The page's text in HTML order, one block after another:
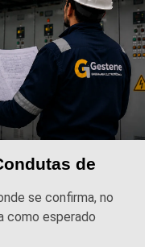
de
se confirma, no
como esperado